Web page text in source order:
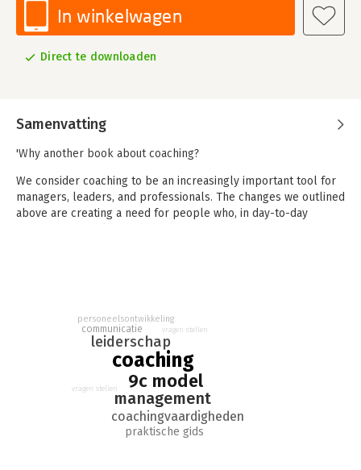
In winkelwagen
Direct te downloaden
Samenvatting
'Why another book about coaching?
We consider coaching to be an increasingly important tool for
managers, leaders, and professionals. The changes we outlined
above are creating a need for people who, in day-to-day
We in no way claim that this book covers all the ins and outs of
the coaching trade, but we are confident that this book will
allow people who are asked to take on a coaching role at their
organisation to learn the basics of coaching in a relatively short
coaching
9c model
management
leiderschap
coachingvaardigheden
praktische gids
communicatie
personeelsontwikkeling
vragen stellen
vragen stellen